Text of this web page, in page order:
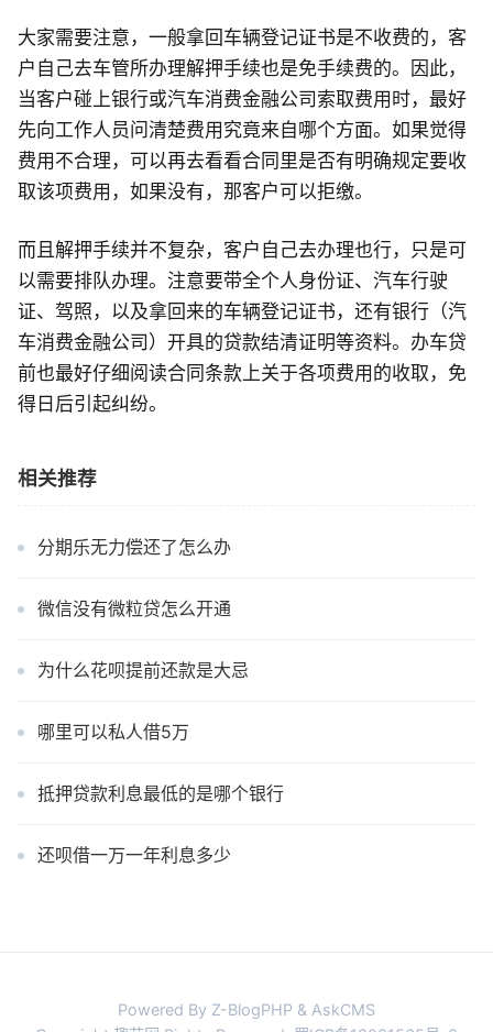
大家需要注意，一般拿回车辆登记证书是不收费的，客
户自己去车管所办理解押手续也是免手续费的。因此，
当客户碰上银行或汽车消费金融公司索取费用时，最好
先向工作人员问清楚费用究竟来自哪个方面。如果觉得
费用不合理，可以再去看看合同里是否有明确规定要收
取该项费用，如果没有，那客户可以拒缴。
而且解押手续并不复杂，客户自己去办理也行，只是可
以需要排队办理。注意要带全个人身份证、汽车行驶
证、驾照，以及拿回来的车辆登记证书，还有银行（汽
车消费金融公司）开具的贷款结清证明等资料。办车贷
前也最好仔细阅读合同条款上关于各项费用的收取，免
得日后引起纠纷。
相关推荐
分期乐无力偿还了怎么办
微信没有微粒贷怎么开通
为什么花呗提前还款是大忌
哪里可以私人借5万
抵押贷款利息最低的是哪个银行
还呗借一万一年利息多少
Powered By Z-BlogPHP & AskCMS